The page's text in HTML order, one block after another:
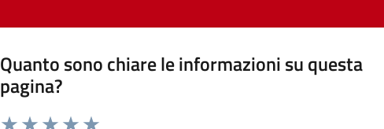
Quanto sono chiare le informazioni su questa
pagina?